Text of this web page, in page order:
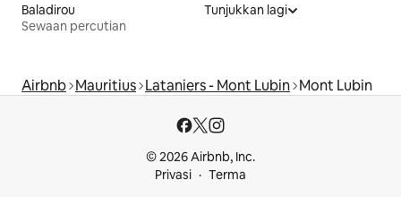
Baladirou
Sewaan percutian
Tunjukkan lagi
Airbnb Mauritius Lataniers - Mont Lubin Mont Lubin
© 2026 Airbnb, Inc.
Privasi
Terma